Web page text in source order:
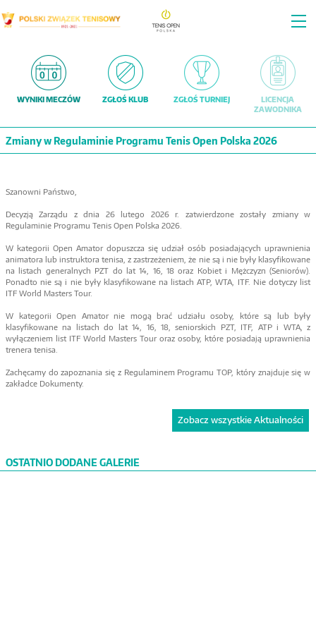
WYNIKI MECZÓW ZGŁOŚ KLUB ZGŁOŚ TURNIEJ
LICENCJA
ZAWODNIKA
Zmiany w Regulaminie Programu Tenis Open Polska 2026
Szanowni Państwo,
Decyzją Zarządu z dnia 26 lutego 2026 r. zatwierdzone zostały zmiany w
Regulaminie Programu Tenis Open Polska 2026.
W kategorii Open Amator dopuszcza się udział osób posiadających uprawnienia
animatora lub instruktora tenisa, z zastrzeżeniem, że nie są i nie były klasyfikowane
na listach generalnych PZT do lat 14, 16, 18 oraz Kobiet i Mężczyzn (Seniorów).
Ponadto nie są i nie były klasyfikowane na listach ATP, WTA, ITF. Nie dotyczy list
ITF World Masters Tour.
W kategorii Open Amator nie mogą brać udziału osoby, które są lub były
klasyfikowane na listach do lat 14, 16, 18, seniorskich PZT, ITF, ATP i WTA, z
wyłączeniem list ITF World Masters Tour oraz osoby, które posiadają uprawnienia
trenera tenisa.
Zachęcamy do zapoznania się z Regulaminem Programu TOP, który znajduje się w
zakładce Dokumenty.
Zobacz wszystkie Aktualności
OSTATNIO DODANE GALERIE